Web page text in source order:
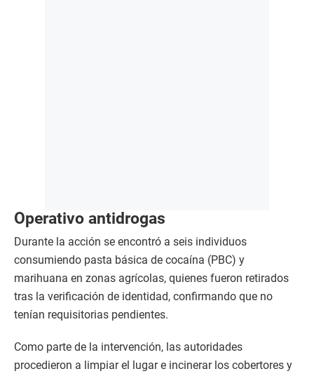
Operativo antidrogas
Durante la acción se encontró a seis individuos
consumiendo pasta básica de cocaína (PBC) y
marihuana en zonas agrícolas, quienes fueron retirados
tras la verificación de identidad, confirmando que no
tenían requisitorias pendientes.
Como parte de la intervención, las autoridades
procedieron a limpiar el lugar e incinerar los cobertores y